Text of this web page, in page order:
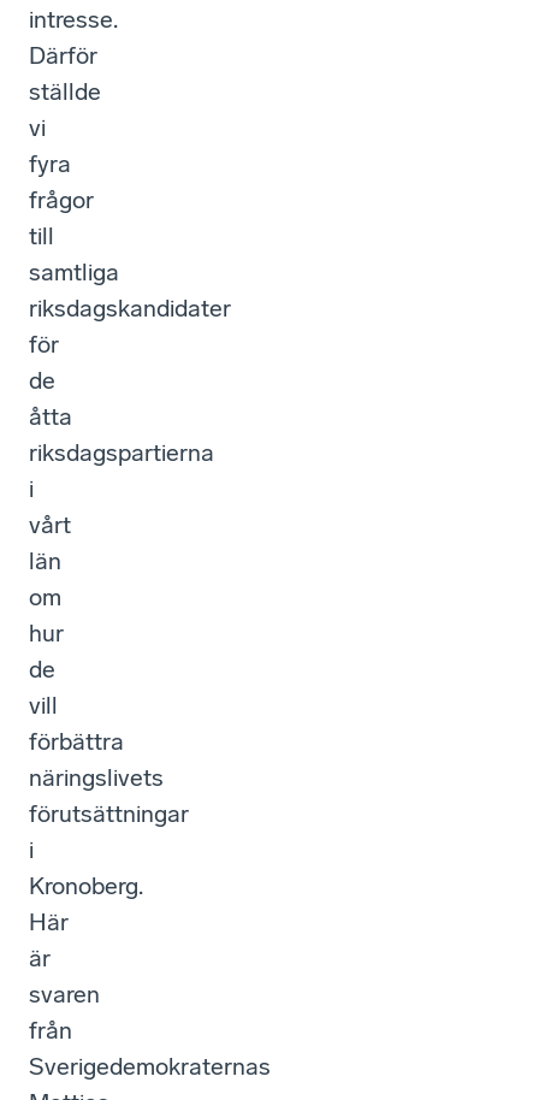
intresse.
Därför
ställde
vi
fyra
frågor
till
samtliga
riksdagskandidater
för
de
åtta
riksdagspartierna
i
vårt
län
om
hur
de
vill
förbättra
näringslivets
förutsättningar
i
Kronoberg.
Här
är
svaren
från
Sverigedemokraternas